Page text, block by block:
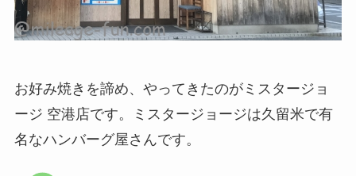
お好み焼きを諦め、やってきたのがミスタージョ
ージ 空港店です。ミスタージョージは久留米で有
名なハンバーグ屋さんです。